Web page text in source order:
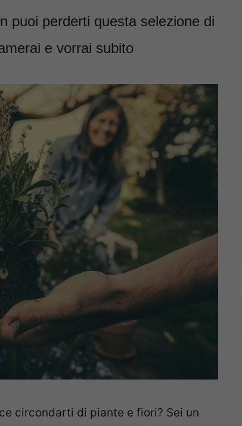
puoi perderti questa selezione di
e vorrai subito
circondarti di piante e fiori? Sei un